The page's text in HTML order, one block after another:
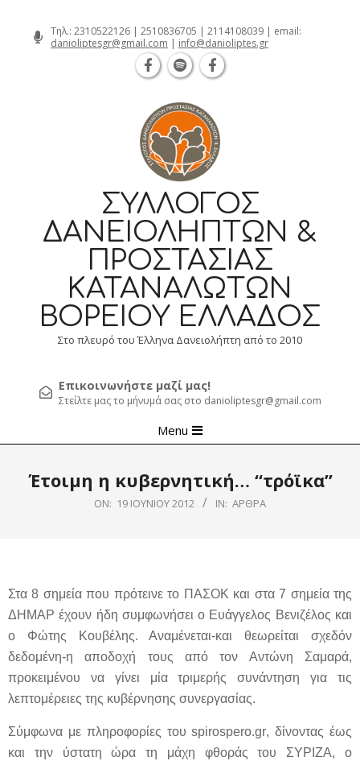
Τηλ.: 2310522126 | 2510836705 | 2114108039 | email:
danioliptesgr@gmail.com | info@danioliptes.gr
ΣΎΛΛΟΓΟΣ
ΔΑΝΕΙΟΛΗΠΤΏΝ &
ΠΡΟΣΤΑΣΊΑΣ
ΚΑΤΑΝΑΛΩΤΏΝ
ΒΟΡΕΊΟΥ ΕΛΛΆΔΟΣ
Στο πλευρό του Έλληνα Δανειολήπτη από το 2010
Επικοινωνήστε μαζί μας!
Στείλτε μας το μήνυμά σας στο danioliptesgr@gmail.com
Navigation
Menu
Έτοιμη η κυβερνητική… “τρόϊκα”
ON: 19 ΙΟΥΝΊΟΥ 2012 IN: ΆΡΘΡΑ
Στα 8 σημεία που πρότεινε το ΠΑΣΟΚ και στα 7 σημεία της
ΔΗΜΑΡ έχουν ήδη συμφωνήσει ο Ευάγγελος Βενιζέλος και
ο Φώτης Κουβέλης. Αναμένεται-και θεωρείται σχεδόν
δεδομένη-η αποδοχή τους από τον Αντώνη Σαμαρά,
προκειμένου να γίνει μία τριμερής συνάντηση για τις
λεπτομέρειες της κυβέρνησης συνεργασίας.
Σύμφωνα με πληροφορίες τουspirospero.gr, δίνοντας έως
και την ύστατη ώρα τη μάχη φθοράς του ΣΥΡΙΖΑ, ο